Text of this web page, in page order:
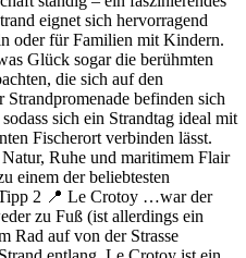
eignet sich hervorragend
oder für Familien mit Kindern.
Glück sogar die berühmten
die sich auf den
Strandpromenade befinden sich
sich ein Strandtag ideal mit
Fischerort verbinden lässt.
Ruhe und maritimem Flair
einem der beliebtesten
2 📍 Le Crotoy …war der
zu Fuß (ist allerdings ein
Rad auf von der Strasse